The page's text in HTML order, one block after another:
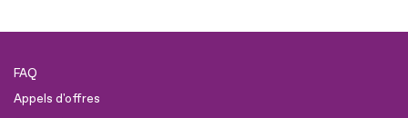
FAQ
Appels d'offres